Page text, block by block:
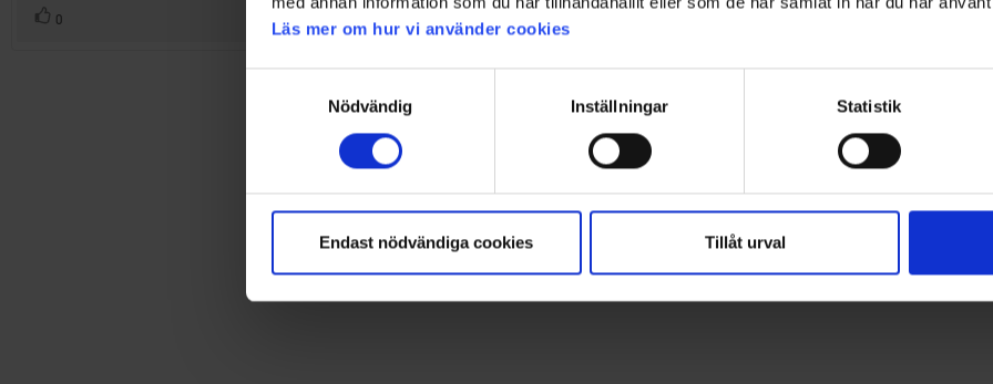
Läs mer om hur vi använder cookies
Nödvändig
Inställningar Statistik
Endast nödvändiga cookies Tillåt urval
Äänestä
0
Lisää inspiraatiota varten!
Seuraa meitä Instagramissa @engelsons_europe